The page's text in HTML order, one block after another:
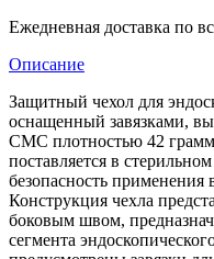
Ежедневная доставка по
Описание
Защитный чехол для
оснащенный завязками,
СМС плотностью 42
поставляется в
безопасность
Конструкция чехла
боковым швом,
сегмента